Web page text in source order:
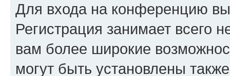
Для входа на конференцию
Регистрация занимает всего
вам более широкие
могут быть установлены